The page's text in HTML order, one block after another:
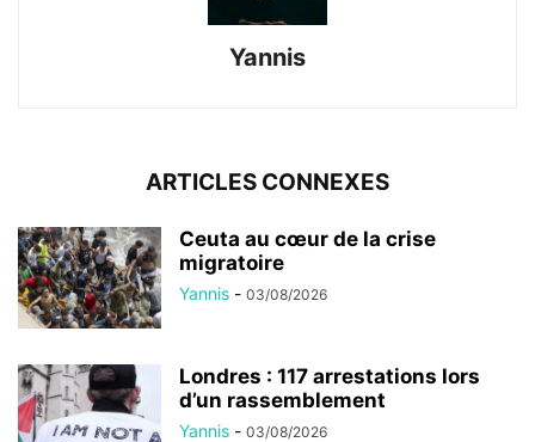
Yannis
ARTICLES CONNEXES
Ceuta au cœur de la crise
migratoire
Yannis - 03/08/2026
Londres : 117 arrestations lors
d’un rassemblement
Yannis - 03/08/2026